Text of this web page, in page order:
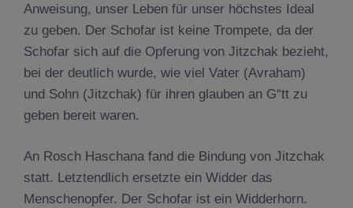
Anweisung, unser Leben für unser höchstes Ideal
zu geben. Der Schofar ist keine Trompete, da der
Schofar sich auf die Opferung von Jitzchak bezieht,
bei der deutlich wurde, wie viel Vater (Avraham)
und Sohn (Jitzchak) für ihren glauben an G“tt zu
geben bereit waren.
An Rosch Haschana fand die Bindung von Jitzchak
statt. Letztendlich ersetzte ein Widder das
Menschenopfer. Der Schofar ist ein Widderhorn.